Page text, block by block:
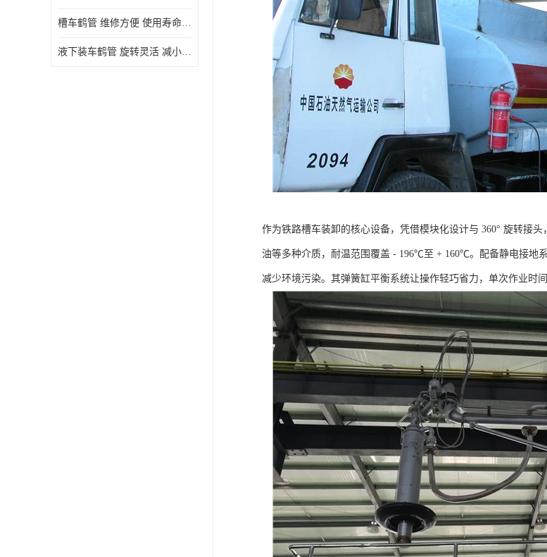
槽车鹤管 维修方便 使用寿命较长
液下装车鹤管 旋转灵活 减小压力损失
作为铁路槽车装卸的核心设备，凭借模块化设计与 360° 旋转接
油等多种介质，耐温范围覆盖 - 196℃至 + 160℃。配备静电接地
减少环境污染。其弹簧缸平衡系统让操作轻巧省力，单次作业时